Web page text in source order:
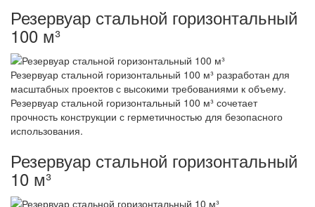
Резервуар стальной горизонтальный
100 м³
Резервуар стальной горизонтальный 100 м³ разработан для
масштабных проектов с высокими требованиями к объему.
Резервуар стальной горизонтальный 100 м³ сочетает
прочность конструкции с герметичностью для безопасного
использования.
Резервуар стальной горизонтальный
10 м³